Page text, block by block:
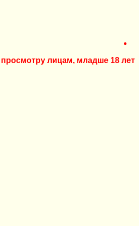
лицам, младше 18 лет